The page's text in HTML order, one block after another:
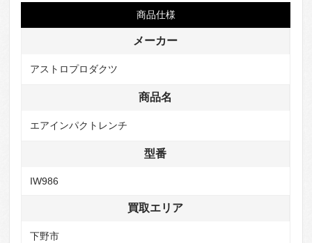
商品仕様
メーカー
アストロプロダクツ
商品名
エアインパクトレンチ
型番
IW986
買取エリア
下野市